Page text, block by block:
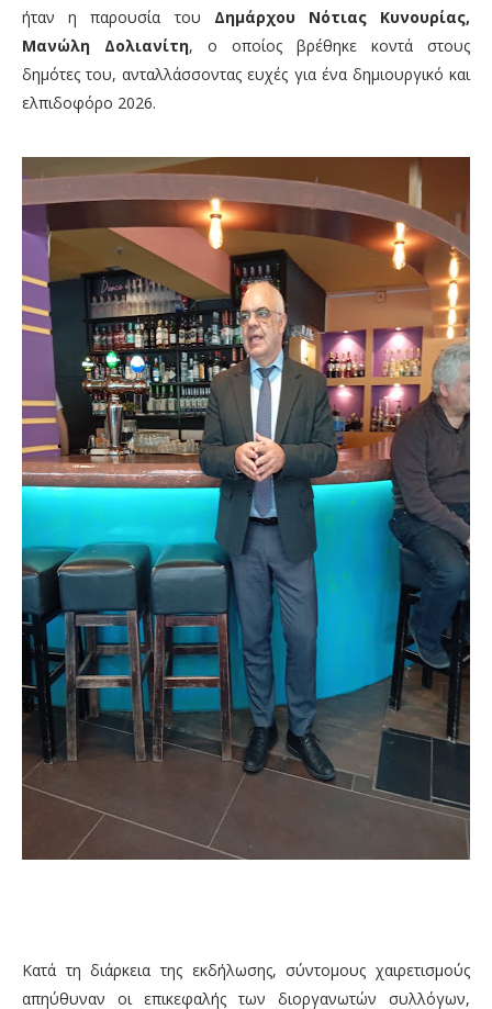
ήταν η παρουσία του Δημάρχου Νότιας Κυνουρίας,
Μανώλη Δολιανίτη, ο οποίος βρέθηκε κοντά στους
δημότες του, ανταλλάσσοντας ευχές για ένα δημιουργικό και
ελπιδοφόρο 2026.
Κατά τη διάρκεια της εκδήλωσης, σύντομους χαιρετισμούς
απηύθυναν οι επικεφαλής των διοργανωτών συλλόγων,